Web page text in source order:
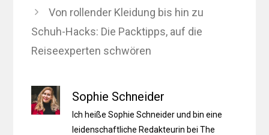
Von rollender Kleidung bis hin zu
Schuh-Hacks: Die Packtipps, auf die
Reiseexperten schwören
Sophie Schneider
Ich heiße Sophie Schneider und bin eine
leidenschaftliche Redakteurin bei The